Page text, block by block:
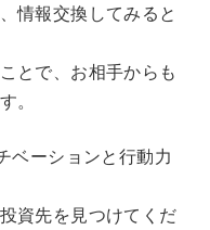
情報交換してみると
とで、お相手からも
。
ベーションと行動力
資先を見つけてくだ